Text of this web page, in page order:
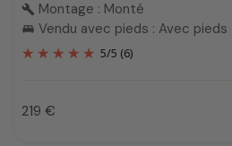
build Montage : Monté
king_bed Vendu avec pieds : Avec pieds
5/5 (6)
Prix
219 €